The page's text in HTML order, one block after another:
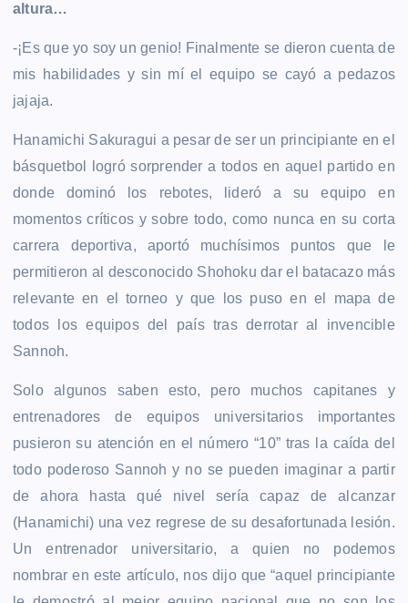
altura…
-¡Es que yo soy un genio! Finalmente se dieron cuenta de
mis habilidades y sin mí el equipo se cayó a pedazos
jajaja.
Hanamichi Sakuragui a pesar de ser un principiante en el
básquetbol logró sorprender a todos en aquel partido en
donde dominó los rebotes, lideró a su equipo en
momentos críticos y sobre todo, como nunca en su corta
carrera deportiva, aportó muchísimos puntos que le
permitieron al desconocido Shohoku dar el batacazo más
relevante en el torneo y que los puso en el mapa de
todos los equipos del país tras derrotar al invencible
Sannoh.
Solo algunos saben esto, pero muchos capitanes y
entrenadores de equipos universitarios importantes
pusieron su atención en el número “10” tras la caída del
todo poderoso Sannoh y no se pueden imaginar a partir
de ahora hasta qué nivel sería capaz de alcanzar
(Hanamichi) una vez regrese de su desafortunada lesión.
Un entrenador universitario, a quien no podemos
nombrar en este artículo, nos dijo que “aquel principiante